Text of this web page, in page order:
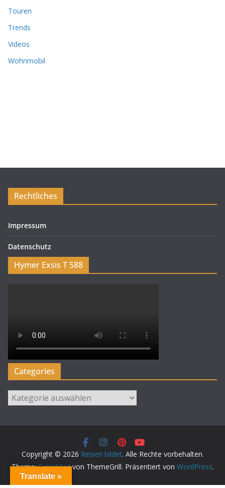
Touren
Trends
Videos
Wohnmobil
Rechtliches
Impressum
Datenschutz
Hymer Exsis T 588
Categories
Categories
Copyright © 2026 Reisen bildet. Alle Rechte vorbehalten.
Theme:ColorMagvon ThemeGrill. Präsentiert von WordPress.
Translate »